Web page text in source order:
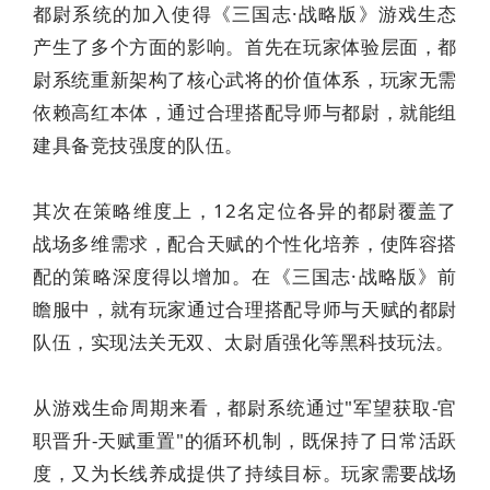
都尉系统的加入使得《三国志·战略版》游戏生态
产生了多个方面的影响。首先在玩家体验层面，都
尉系统重新架构了核心武将的价值体系，玩家无需
依赖高红本体，通过合理搭配导师与都尉，就能组
建具备竞技强度的队伍。
其次在策略维度上，12名定位各异的都尉覆盖了
战场多维需求，配合天赋的个性化培养，使阵容搭
配的策略深度得以增加。在《三国志·战略版》前
瞻服中，就有玩家通过合理搭配导师与天赋的都尉
队伍，实现法关无双、太尉盾强化等黑科技玩法。
从游戏生命周期来看，都尉系统通过"军望获取-官
职晋升-天赋重置"的循环机制，既保持了日常活跃
度，又为长线养成提供了持续目标。玩家需要战场